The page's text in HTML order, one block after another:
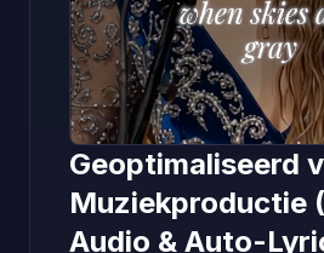
Geoptimaliseerd
Muziekproductie
Audio & Auto-